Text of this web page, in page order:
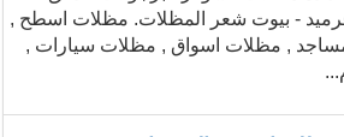
- بيوت شعر المظلات. مظلات اسطح ,
, مظلات اسواق , مظلات سيارات ,